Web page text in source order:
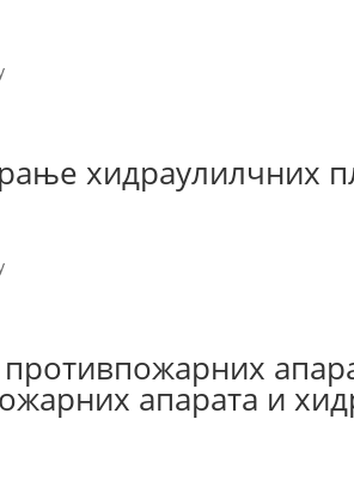
хидраулилчних
апарата и